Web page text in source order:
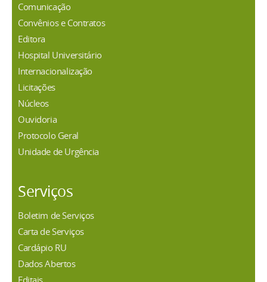
Comunicação
Convênios e Contratos
Editora
Hospital Universitário
Internacionalização
Licitações
Núcleos
Ouvidoria
Protocolo Geral
Unidade de Urgência
Serviços
Boletim de Serviços
Carta de Serviços
Cardápio RU
Dados Abertos